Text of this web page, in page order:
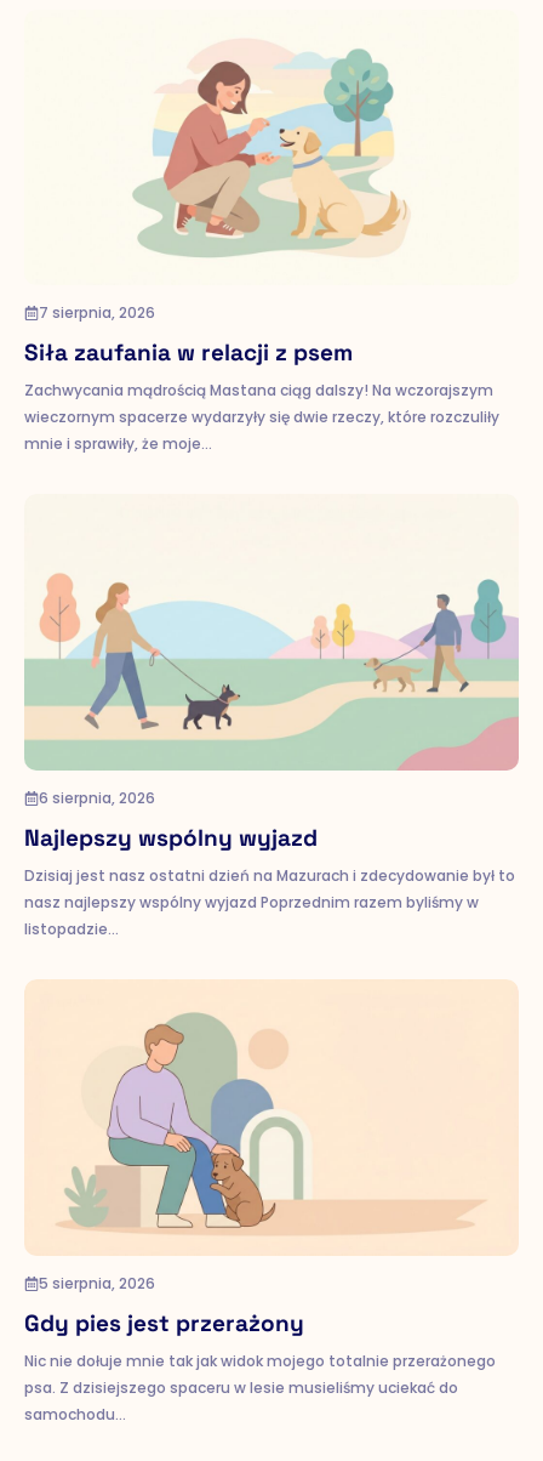
7 sierpnia, 2026
Siła zaufania w relacji z psem
Zachwycania mądrością Mastana ciąg dalszy! Na wczorajszym
wieczornym spacerze wydarzyły się dwie rzeczy, które rozczuliły
mnie i sprawiły, że moje…
6 sierpnia, 2026
Najlepszy wspólny wyjazd
Dzisiaj jest nasz ostatni dzień na Mazurach i zdecydowanie był to
nasz najlepszy wspólny wyjazd Poprzednim razem byliśmy w
listopadzie…
5 sierpnia, 2026
Gdy pies jest przerażony
Nic nie dołuje mnie tak jak widok mojego totalnie przerażonego
psa. Z dzisiejszego spaceru w lesie musieliśmy uciekać do
samochodu…